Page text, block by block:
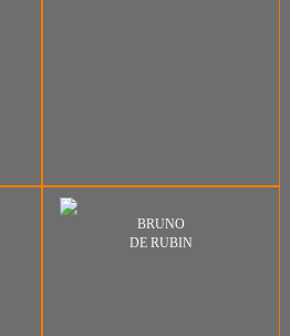
BRUNO
DE RUBIN